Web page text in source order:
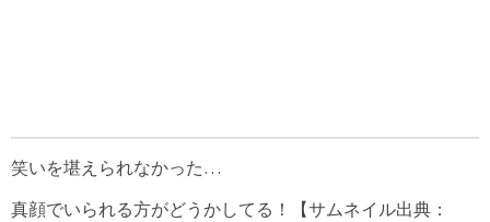
笑いを堪えられなかった…
真顔でいられる方がどうかしてる！【サムネイル出典：